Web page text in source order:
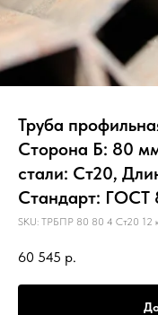
Труба
Сторона Б: 80
стали: Ст20,
Стандарт: ГОСТ
SKU: ТРБПР 80 80 4 Ст20 12
60 545 р.